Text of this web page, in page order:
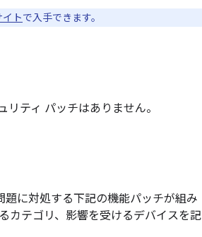
トで入手できます。
ティ パッチはありません。
に対処する下記の機能パッチが組み
カテゴリ、影響を受けるデバイスを記